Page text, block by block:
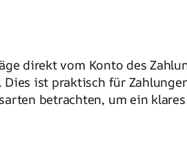
direkt vom Konto des
ist praktisch für
betrachten, um ein